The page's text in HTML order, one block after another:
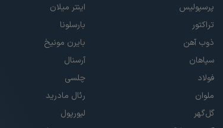
پرسپولیس
تراکتور
ذوب آهن
سپاهان
فولاد
ملوان
گل‌گهر
اینتر میلان
بارسلونا
بایرن مونیخ
آرسنال
چلسی
رئال مادرید
لیورپول